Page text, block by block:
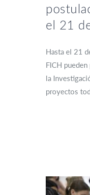
el 21
Hasta el 21
FICH
la
proyectos